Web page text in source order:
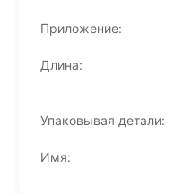
Приложение:
Длина:
Упаковывая детали:
Имя: